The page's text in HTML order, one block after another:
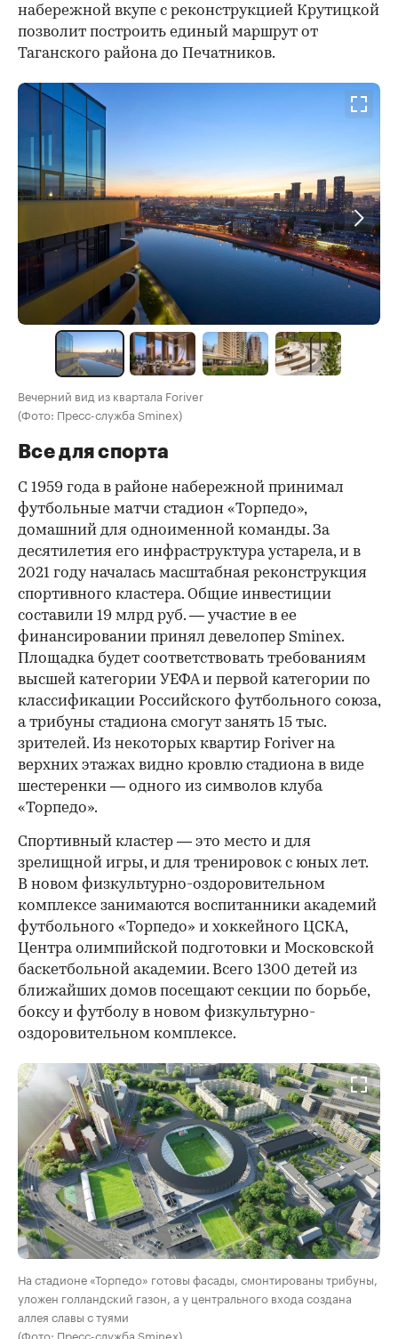
набережной вкупе с реконструкцией Крутицкой
позволит построить единый маршрут от
Таганского района до Печатников.
Вечерний вид из квартала Foriver
(Фото: Пресс-служба Sminex)
Все для спорта
С 1959 года в районе набережной принимал
футбольные матчи стадион «Торпедо»,
домашний для одноименной команды. За
десятилетия его инфраструктура устарела, и в
2021 году началась масштабная реконструкция
спортивного кластера. Общие инвестиции
составили 19 млрд руб. — участие в ее
финансировании принял девелопер Sminex.
Площадка будет соответствовать требованиям
высшей категории УЕФА и первой категории по
классификации Российского футбольного союза,
а трибуны стадиона смогут занять 15 тыс.
зрителей. Из некоторых квартир Foriver на
верхних этажах видно кровлю стадиона в виде
шестеренки — одного из символов клуба
«Торпедо».
Спортивный кластер — это место и для
зрелищной игры, и для тренировок с юных лет.
В новом физкультурно-оздоровительном
комплексе занимаются воспитанники академий
футбольного «Торпедо» и хоккейного ЦСКА,
Центра олимпийской подготовки и Московской
баскетбольной академии. Всего 1300 детей из
ближайших домов посещают секции по борьбе,
боксу и футболу в новом физкультурно-
оздоровительном комплексе.
На стадионе «Торпедо» готовы фасады, смонтированы трибуны,
уложен голландский газон, а у центрального входа создана
аллея славы с туями
(Фото: Пресс-служба Sminex)